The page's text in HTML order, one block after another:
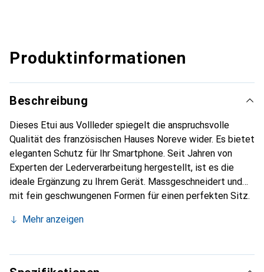
Produktinformationen
Beschreibung
Dieses Etui aus Vollleder spiegelt die anspruchsvolle
Qualität des französischen Hauses Noreve wider. Es bietet
eleganten Schutz für Ihr Smartphone. Seit Jahren von
Experten der Lederverarbeitung hergestellt, ist es die
ideale Ergänzung zu Ihrem Gerät. Massgeschneidert und
mit fein geschwungenen Formen für einen perfekten Sitz.
Smartphone. Die Marke Noreve ist international für ihre
für den anspruchsvollen Kunden.
Mehr anzeigen